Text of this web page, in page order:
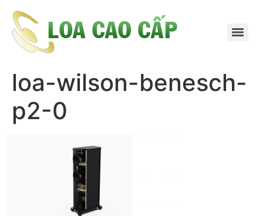
loa-wilson-benesch-
p2-0